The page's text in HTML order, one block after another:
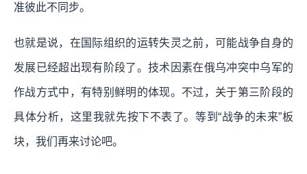
准彼此不同步。
也就是说，在国际组织的运转失灵之前，可能战争自身的
发展已经超出现有阶段了。技术因素在俄乌冲突中乌军的
作战方式中，有特别鲜明的体现。不过，关于第三阶段的
具体分析，这里我就先按下不表了。等到“战争的未来”板
块，我们再来讨论吧。